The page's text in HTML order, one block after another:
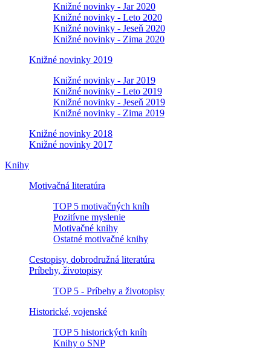
Knižné novinky - Jar 2020
Knižné novinky - Leto 2020
Knižné novinky - Jeseň 2020
Knižné novinky - Zima 2020
Knižné novinky 2019
Knižné novinky - Jar 2019
Knižné novinky - Leto 2019
Knižné novinky - Jeseň 2019
Knižné novinky - Zima 2019
Knižné novinky 2018
Knižné novinky 2017
Knihy
Motivačná literatúra
TOP 5 motivačných kníh
Pozitívne myslenie
Motivačné knihy
Ostatné motivačné knihy
Cestopisy, dobrodružná literatúra
Príbehy, životopisy
TOP 5 - Príbehy a životopisy
Historické, vojenské
TOP 5 historických kníh
Knihy o SNP